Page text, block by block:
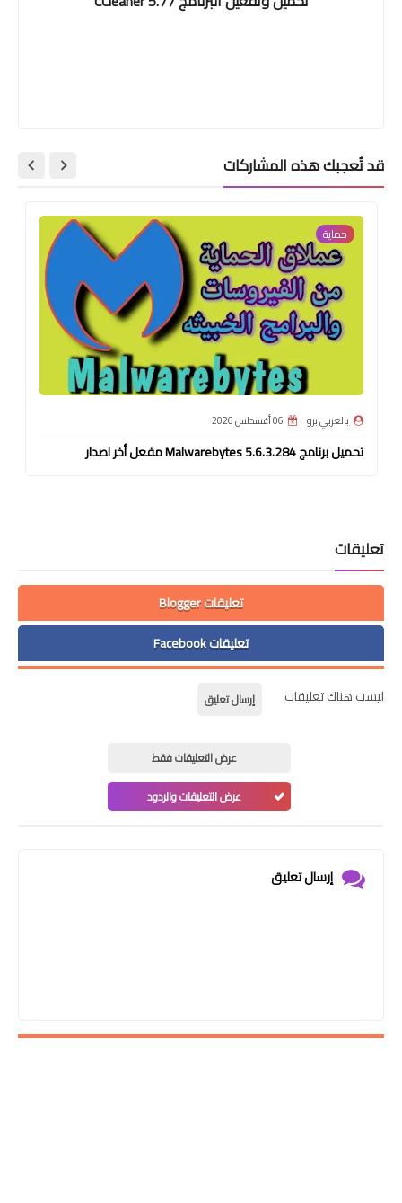
قد تُعجبك هذه المشاركات
حماية
بالعربي برو 06 أغسطس 2026
تحميل برنامج Malwarebytes 5.6.3.284 مفعل أخر اصدار
تعليقات
تعليقات Blogger
تعليقات Facebook
ليست هناك تعليقات إرسال تعليق
عرض التعليقات فقط
عرض التعليقات والردود
إرسال تعليق